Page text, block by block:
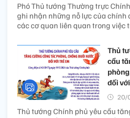
Phó Thủ tướng Thường trực
ghi nhận những nỗ lực của chính
các cơ quan liên quan trong việc
Thủ
cầu
đối
20/
Thủ tướng Chính phủ yêu cầu